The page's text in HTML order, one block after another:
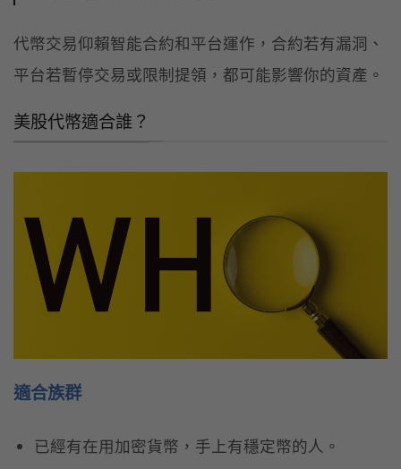
代幣交易仰賴智能合約和平台運作，合約若有漏洞、
平台若暫停交易或限制提領，都可能影響你的資產。
美股代幣適合誰？
適合族群
已經有在用加密貨幣，手上有穩定幣的人。